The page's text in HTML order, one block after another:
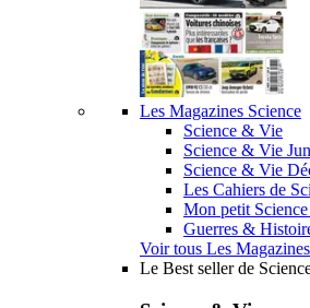
Les Magazines Science
Science & Vie
Science & Vie
Science & Vie
Les Cahiers de
Mon petit
Guerres &
Voir tous Les
Le Best seller de